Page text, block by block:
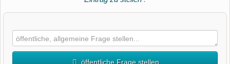
öffentliche Frage stellen